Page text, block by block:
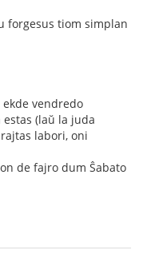
forgesus tiom simplan
vendredo
(laŭ la juda
labori, oni
de fajro dum Ŝabato